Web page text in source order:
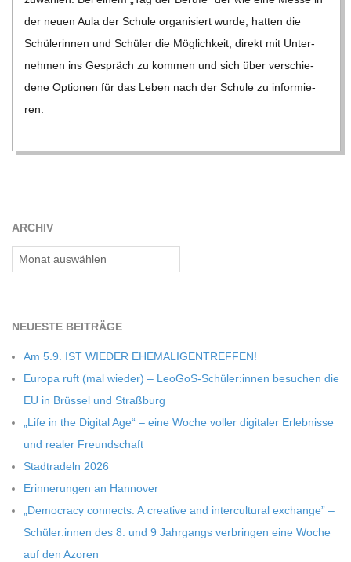
C
H
M
I
T
-
S
C
H
U
L
E
der neuen Aula der Schule orga­ni­siert wurde, hat­ten die
Schü­le­rin­nen und Schü­ler die Mög­lich­keit, direkt mit Unter­
neh­men ins Gespräch zu kom­men und sich über ver­schie­
dene Optio­nen für das Leben nach der Schule zu infor­mie­
ren.
ARCHIV
Archiv
NEU­ESTE BEITRÄGE
Am 5.9. IST WIEDER EHEMALIGENTREFFEN!
Europa ruft (mal wie­der) – LeoGoS-Schüler:innen besu­chen die
EU in Brüs­sel und Straßburg
„Life in the Digi­tal Age“ – eine Woche vol­ler digi­ta­ler Erleb­nisse
und rea­ler Freundschaft
Stadt­ra­deln 2026
Erin­ne­run­gen an Hannover
„Demo­cracy con­nects: A crea­tive and inter­cul­tu­ral exch­ange” –
Schüler:innen des 8. und 9 Jahr­gangs ver­brin­gen eine Woche
auf den Azoren